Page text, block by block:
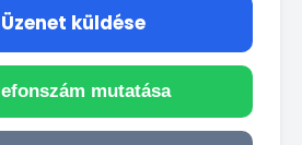
Üzenet küldése
mutatása